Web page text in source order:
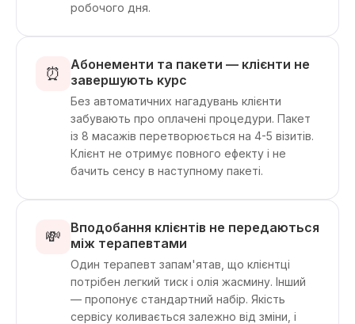
робочого дня.
⏰
Абонементи та пакети — клієнти не
завершують курс
Без автоматичних нагадувань клієнти
забувають про оплачені процедури. Пакет
із 8 масажів перетворюється на 4-5 візитів.
Клієнт не отримує повного ефекту і не
бачить сенсу в наступному пакеті.
💸
Вподобання клієнтів не передаються
між терапевтами
Один терапевт запам'ятав, що клієнтці
потрібен легкий тиск і олія жасмину. Інший
— пропонує стандартний набір. Якість
сервісу коливається залежно від зміни, і